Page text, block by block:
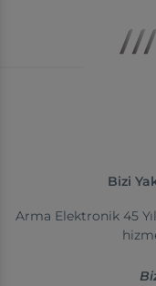
Bizi
Arma Elektronik 45